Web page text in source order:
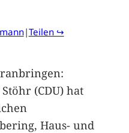
|Teilen ↪
(CDU) hat
Haus- und